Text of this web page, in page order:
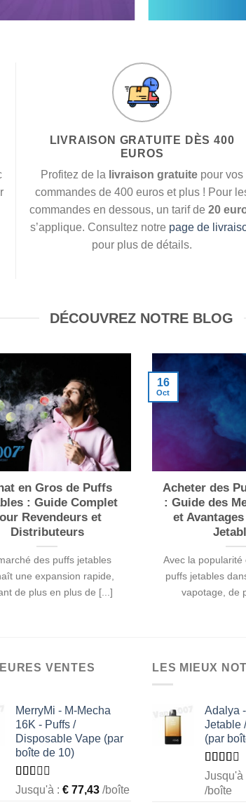
LIVRAISON GRATUITE DÈS 400
EUROS
Profitez de la livraison gratuite pour vos
commandes de 400 euros et plus ! Pour
commandes en dessous, un tarif de 20
s’applique. Consultez notre page de
pour plus de détails.
DÉCOUVREZ NOTRE BLOG
en Gros de Puffs
: Guide Complet
Revendeurs et
Distributeurs
des puffs jetables
une expansion rapide,
de plus en plus de [...]
Acheter des
: Guide des
et
Avec la popularité
puffs jetables
vapotage, de
16
Oct
VENTES
MerryMi - M-Mecha
16K - Puffs /
Disposable Vape (par
boîte de 10)
Rated
Jusqu'à : € 77,43 /boîte
LES MIEUX
Adalya
Jetable
(par
Rated
2.50
out of
Jusqu'à
/boîte